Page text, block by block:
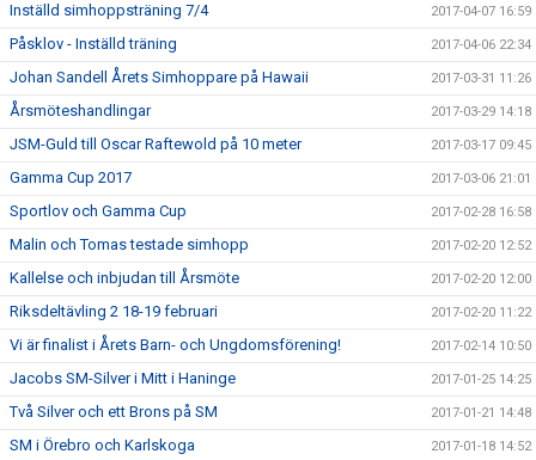
Inställd simhoppsträning 7/4 2017-04-07 16:59
Påsklov - Inställd träning 2017-04-06 22:34
Johan Sandell Årets Simhoppare på Hawaii 2017-03-31 11:26
Årsmöteshandlingar 2017-03-29 14:18
JSM-Guld till Oscar Raftewold på 10 meter 2017-03-17 09:45
Gamma Cup 2017 2017-03-06 21:01
Sportlov och Gamma Cup 2017-02-28 16:58
Malin och Tomas testade simhopp 2017-02-20 12:52
Kallelse och inbjudan till Årsmöte 2017-02-20 12:00
Riksdeltävling 2 18-19 februari 2017-02-20 11:22
Vi är finalist i Årets Barn- och Ungdomsförening! 2017-02-14 10:50
Jacobs SM-Silver i Mitt i Haninge 2017-01-25 14:25
Två Silver och ett Brons på SM 2017-01-21 14:48
SM i Örebro och Karlskoga 2017-01-18 14:52